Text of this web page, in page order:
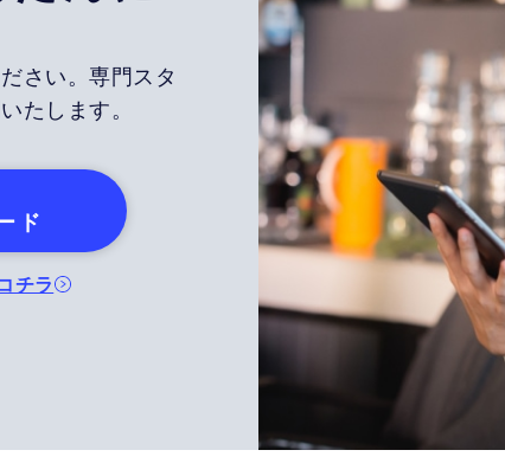
さい。専門スタ
たします。
ド
チラ